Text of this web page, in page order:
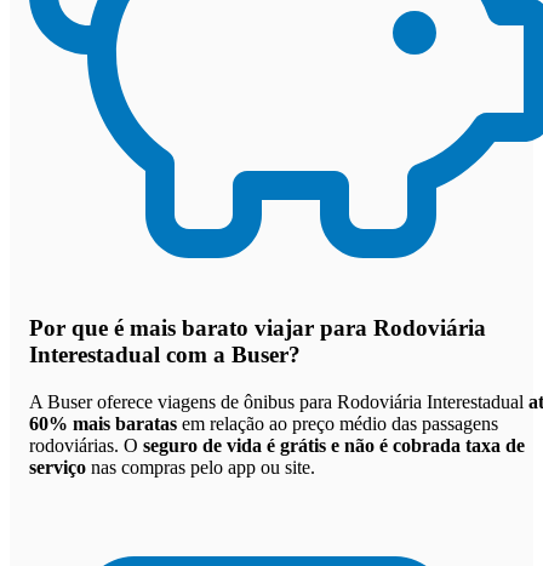
Por que é mais barato viajar para Rodoviária
Interestadual com a Buser?
A Buser oferece viagens de ônibus para Rodoviária Interestadual
60% mais baratas em relação ao preço médio das passagens
rodoviárias. O seguro de vida é grátis e não é cobrada taxa de
serviço nas compras pelo app ou site.